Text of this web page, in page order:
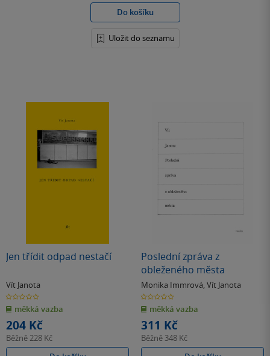
Do košíku
Uložit do seznamu
Jen třídit odpad nestačí
Vít Janota
0.0
z
5
hvězdiček
měkká vazba
204 Kč
Běžně228 Kč
Poslední zpráva z
obleženého města
Monika Immrová, Vít Janota
0.0
z
5
hvězdiček
měkká vazba
311 Kč
Běžně 348 Kč